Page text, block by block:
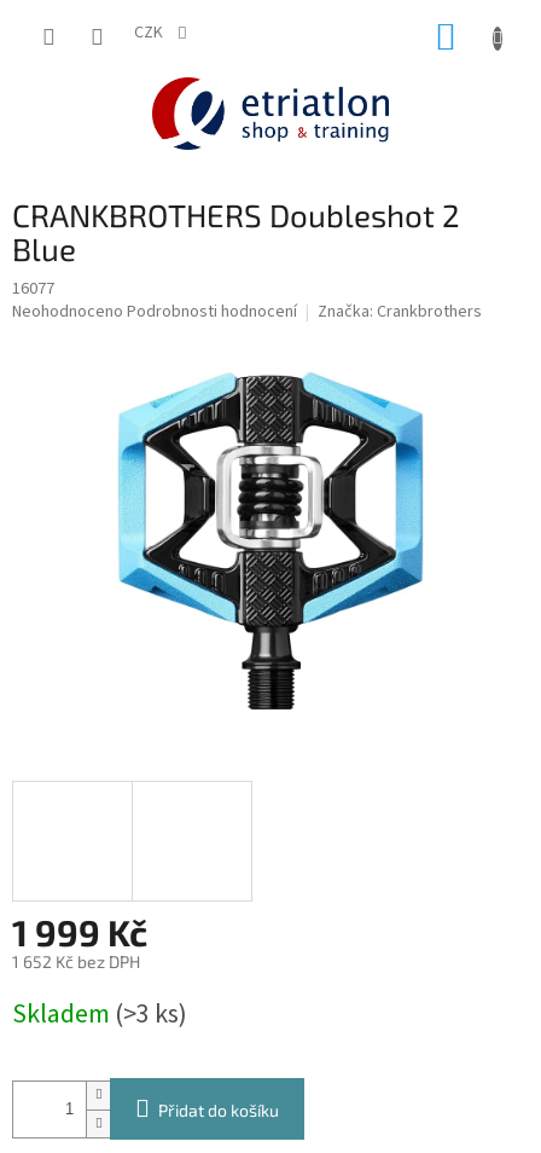
CZK
CRANKBROTHERS Doubleshot 2
Blue
16077
Průměrné
Neohodnoceno Podrobnosti hodnocení Značka: Crankbrothers
1 999 Kč
1 652 Kč bez DPH
cena:
Skladem (>3 ks)
Přidat do košíku
shop.etriatlon.cz - Chat